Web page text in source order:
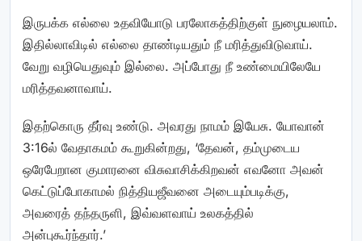
இருபக்க எல்லை உதவியோடு பரலோகத்திற்குள் நுழையலாம்.
இதில்லாவிடில் எல்லை தாண்டியதும் நீ மரித்துவிடுவாய்.
வேறு வழியெதுவும் இல்லை. அப்போது நீ உண்மையிலேயே
மரித்தவனாவாய்.
இதற்கொரு தீர்வு உண்டு. அவரது நாமம் இயேசு. யோவான்
3:16ல் வேதாகமம் கூறுகின்றது, ‘தேவன், தம்முடைய
ஒரேபேறான குமாரனை விசுவாசிக்கிறவன் எவனோ அவன்
கெட்டுப்போகாமல் நித்தியஜீவனை அடையும்படிக்கு,
அவரைத் தந்தருளி, இவ்வளவாய் உலகத்தில்
அன்புகூர்ந்தார்.’